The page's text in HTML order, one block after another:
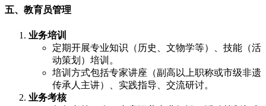
五、教育员管理
业务培训
定期开展专业知识（历史、文物学等）、技能（活
动策划）培训。
培训方式包括专家讲座（副高以上职称或市级非遗
传承人主讲）、实践指导、交流研讨。
业务考核